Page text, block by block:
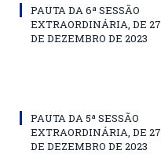
PAUTA DA 6ª SESSÃO
EXTRAORDINÁRIA, DE 27
DE DEZEMBRO DE 2023
PAUTA DA 5ª SESSÃO
EXTRAORDINÁRIA, DE 27
DE DEZEMBRO DE 2023